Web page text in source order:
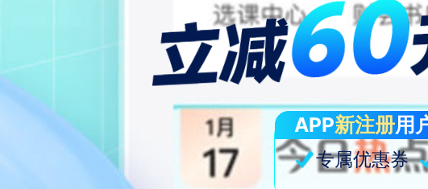
APP新注册用
专属优惠券